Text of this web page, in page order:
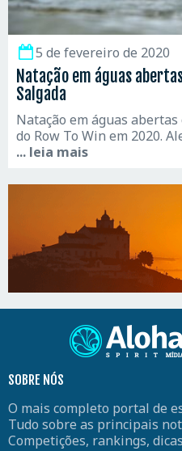
5 de fevereiro de 2020
Natação em águas
Salgada
Natação em águas
do Row To Win em 2020.
... leia mais
SOBRE NÓS
O mais completo portal de
Tudo sobre as principais
Competições, rankings,